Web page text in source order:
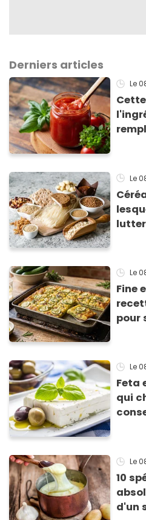
Derniers articles
Le
Le
Le
Fine
pour
Le
Feta
qui
Le
10
d'un